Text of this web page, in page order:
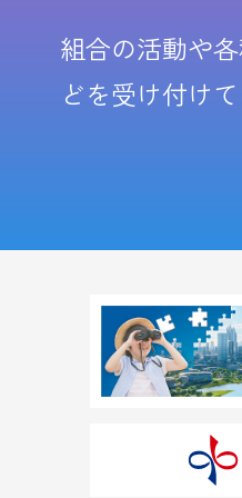
組合の活動や
どを受け付けて